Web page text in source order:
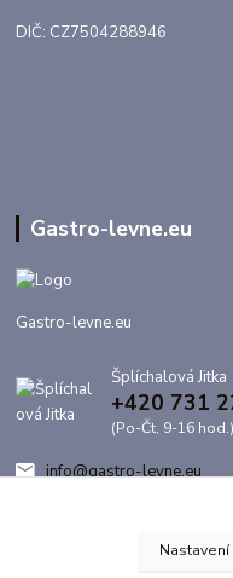
DIČ: CZ7504288946
Gastro-levne.eu
Gastro-levne.eu
Šplíchalová Jitka
+420 731
(Po-Čt, 9-16
info@gastro-levne.eu
Nastavení